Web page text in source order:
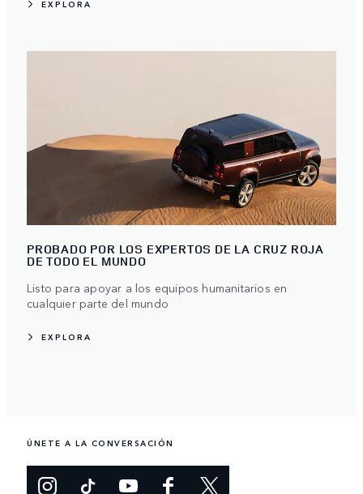
EXPLORA
PROBADO POR LOS EXPERTOS DE LA CRUZ ROJA
DE TODO EL MUNDO
Listo para apoyar a los equipos humanitarios en
cualquier parte del mundo
EXPLORA
ÚNETE A LA CONVERSACIÓN